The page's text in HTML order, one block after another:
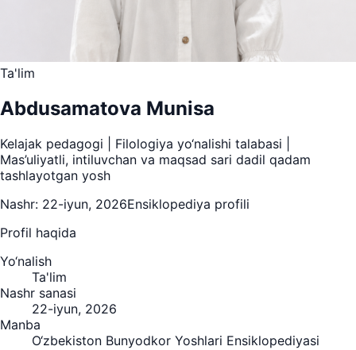
Ta'lim
Abdusamatova Munisa
Kelajak pedagogi | Filologiya yo‘nalishi talabasi |
Mas’uliyatli, intiluvchan va maqsad sari dadil qadam
tashlayotgan yosh
Nashr: 22-iyun, 2026Ensiklopediya profili
Profil haqida
Yo‘nalish
Ta'lim
Nashr sanasi
22-iyun, 2026
Manba
O‘zbekiston Bunyodkor Yoshlari Ensiklopediyasi